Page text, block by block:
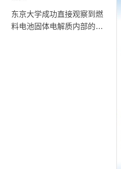
东京大学成功直接观察到燃
料电池固体电解质内部的空